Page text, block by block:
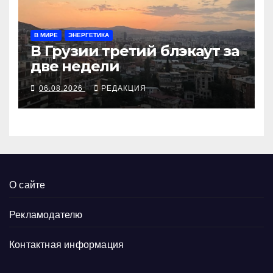
В МИРЕ ЭНЕРГЕТИКА
В Грузии третий блэкаут за
две недели
06.08.2026 РЕДАКЦИЯ
О сайте
Рекламодателю
Контактная информация